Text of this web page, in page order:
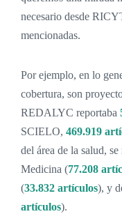
necesario desde
mencionadas.
Por ejemplo, en lo
cobertura, son
REDALYC reportaba
SCIELO, 469.919
del área de la salud,
Medicina (77.208
(33.832 artículos), y
artículos).